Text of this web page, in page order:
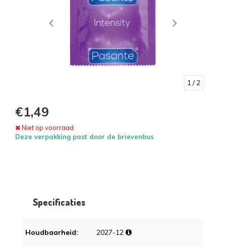
1 / 2
€1,49
Niet op voorraad
Deze verpakking past door de brievenbus
Specificaties
Houdbaarheid: 2027-12